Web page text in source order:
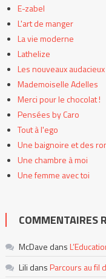
E-zabel
L'art de manger
La vie moderne
Lathelize
Les nouveaux audacieux
Mademoiselle Adelles
Merci pour le chocolat !
Pensées by Caro
Tout à l'ego
Une baignoire et des
Une chambre à moi
Une femme avec toi
COMMENTAIRES
McDave dans
Lili dansParcours au fil